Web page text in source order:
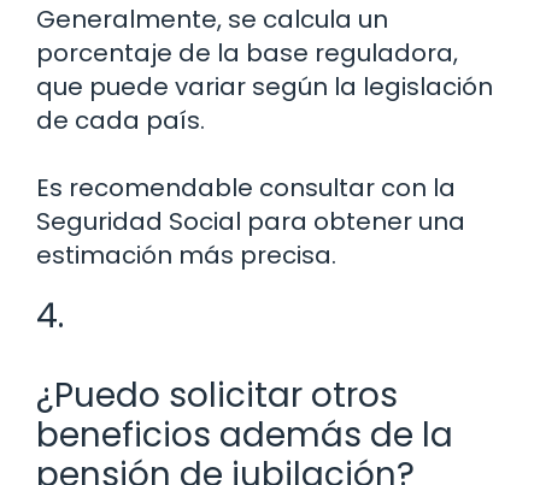
Generalmente, se calcula un
porcentaje de la base reguladora,
que puede variar según la legislación
de cada país.
Es recomendable consultar con la
Seguridad Social para obtener una
estimación más precisa.
4.
¿Puedo solicitar otros
beneficios además de la
pensión de jubilación?